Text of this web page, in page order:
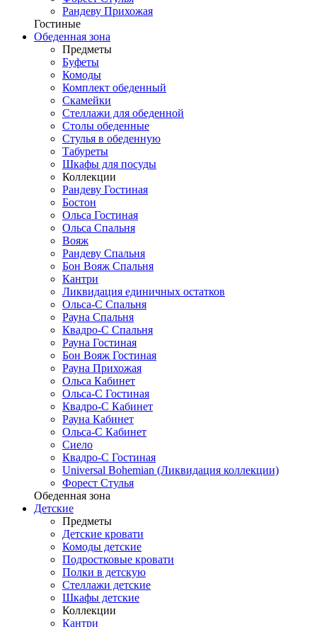
Рандеву Прихожая
Гостиные
Обеденная зона
Предметы
Буфеты
Комоды
Комплект обеденный
Скамейки
Стеллажи для обеденной
Столы обеденные
Стулья в обеденную
Табуреты
Шкафы для посуды
Коллекции
Рандеву Гостиная
Бостон
Ольса Гостиная
Ольса Спальня
Вояж
Рандеву Спальня
Бон Вояж Спальня
Кантри
Ликвидация единичных остатков
Ольса-С Спальня
Рауна Спальня
Квадро-С Спальня
Рауна Гостиная
Бон Вояж Гостиная
Рауна Прихожая
Ольса Кабинет
Ольса-С Гостиная
Квадро-С Кабинет
Рауна Кабинет
Ольса-С Кабинет
Сиело
Квадро-С Гостиная
Universal Bohemian (Ликвидация коллекции)
Форест Стулья
Обеденная зона
Детские
Предметы
Детские кровати
Комоды детские
Подростковые кровати
Полки в детскую
Стеллажи детские
Шкафы детские
Коллекции
Кантри